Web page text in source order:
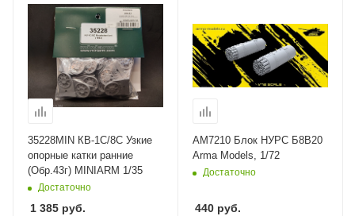
35228MIN КВ-1С/8С Узкие
опорные катки ранние
(Обр.43г) MINIARM 1/35
Достаточно
1 385 руб.
AM7210 Блок НУРС Б8В20
Arma Models, 1/72
Достаточно
440 руб.